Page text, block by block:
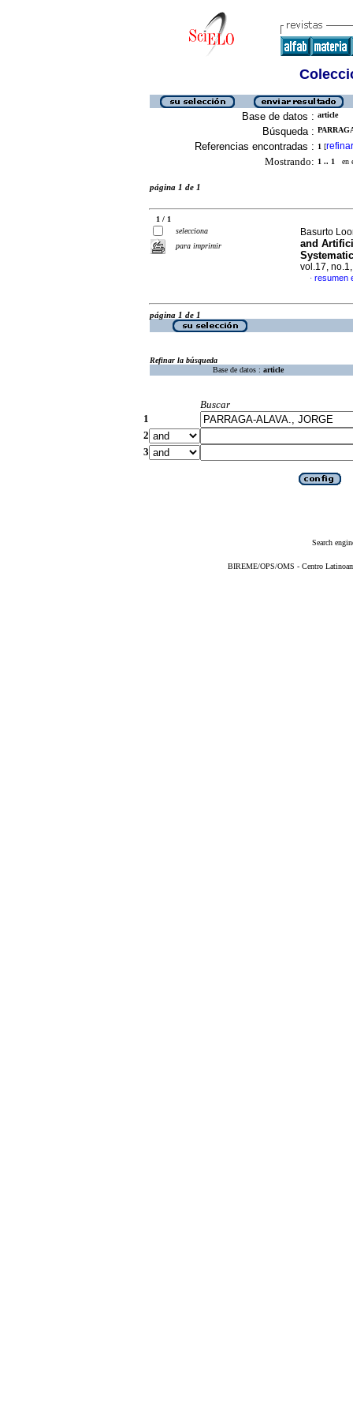
Base de datos : article
Búsqueda :
Referencias encontradas : 1 [refinar
Mostrando: 1 .. 1 en
página 1 de 1
1 / 1
selecciona
para imprimir
Basurto
and
vol.17,
· resumen
página 1 de 1
Refinar la búsqueda
Base de datos : article
Buscar
1
2
3
Search
BIREME/OPS/OMS - Centro